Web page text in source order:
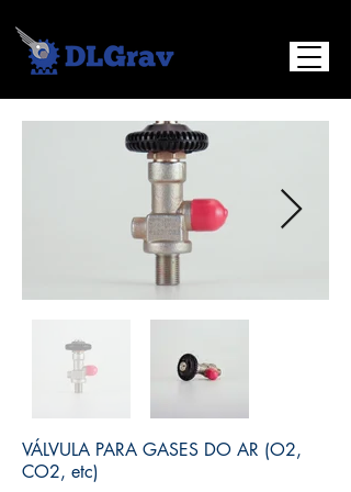
VÁLVULA PARA GASES DO AR (O2,
CO2, etc)